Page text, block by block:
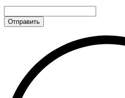
Отправить